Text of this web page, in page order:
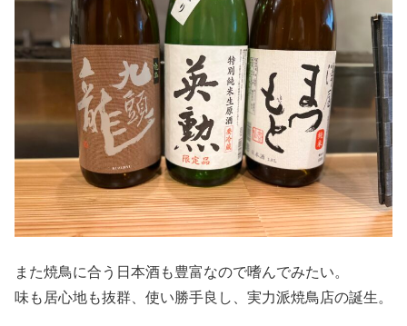
また焼鳥に合う日本酒も豊富なので嗜んでみたい。
味も居心地も抜群、使い勝手良し、実力派焼鳥店の誕生。